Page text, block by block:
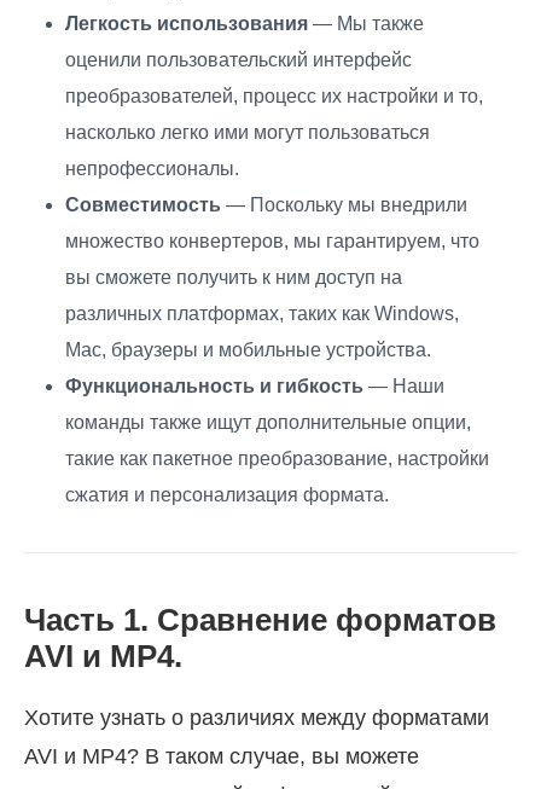
Легкость использования — Мы также
оценили пользовательский интерфейс
преобразователей, процесс их настройки и то,
насколько легко ими могут пользоваться
непрофессионалы.
Совместимость — Поскольку мы внедрили
множество конвертеров, мы гарантируем, что
вы сможете получить к ним доступ на
различных платформах, таких как Windows,
Mac, браузеры и мобильные устройства.
Функциональность и гибкость — Наши
команды также ищут дополнительные опции,
такие как пакетное преобразование, настройки
сжатия и персонализация формата.
Часть 1. Сравнение форматов
AVI и MP4.
Хотите узнать о различиях между форматами
AVI и MP4? В таком случае, вы можете